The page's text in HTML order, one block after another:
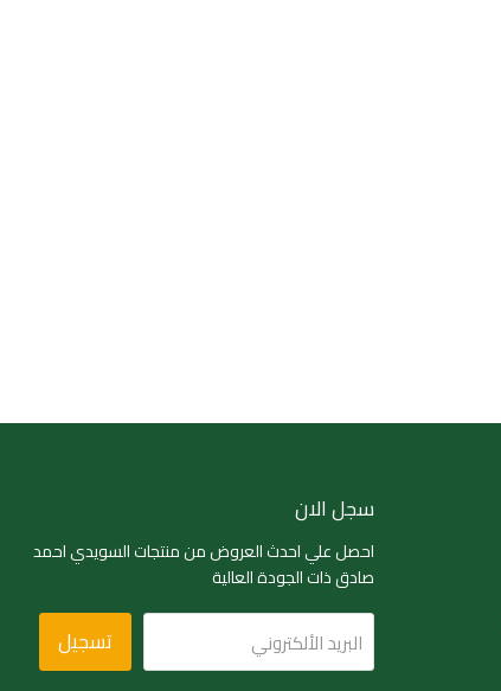
سجل الان
احصل علي احدث العروض من منتجات السويدي احمد
صادق ذات الجودة العالية
البريد الألكتروني تسجيل